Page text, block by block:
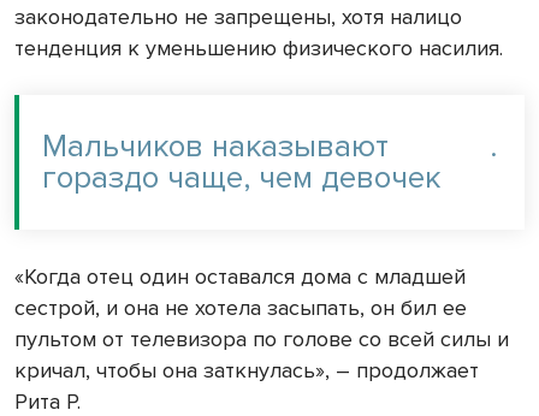
законодательно не запрещены, хотя налицо
тенденция к уменьшению физического насилия.
Мальчиков наказывают
гораздо чаще, чем девочек
.
«Когда отец один оставался дома с младшей
сестрой, и она не хотела засыпать, он бил ее
пультом от телевизора по голове со всей силы и
кричал, чтобы она заткнулась», – продолжает
Рита Р.